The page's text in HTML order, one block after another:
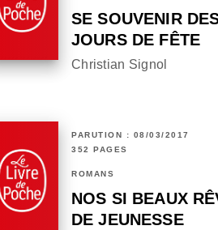
SE SOUVENIR
JOURS DE FÊTE
Christian Signol
PARUTION : 08/03/2017
352 PAGES
ROMANS
NOS SI BEAUX
DE JEUNESSE